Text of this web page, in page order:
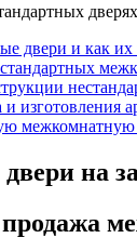
дверях
двери и как их
и изготовления
межкомнатную
на